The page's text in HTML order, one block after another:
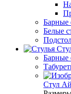
Барные
Белые
Барные
Стул